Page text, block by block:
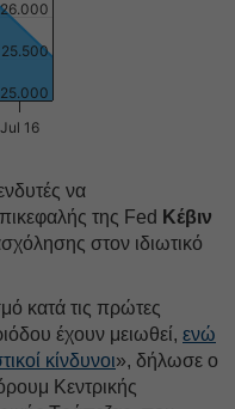
Jul 16
25.000
25.500
26.000
να
της Fed Κέβιν
στον ιδιωτικό
κατά τις πρώτες
έχουν μειωθεί, ενώ
κίνδυνοι», δήλωσε ο
Κεντρικής